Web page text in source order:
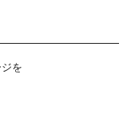
を